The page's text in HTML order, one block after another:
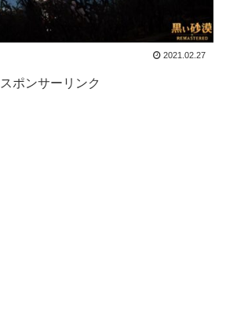
2021.02.27
スポンサーリンク